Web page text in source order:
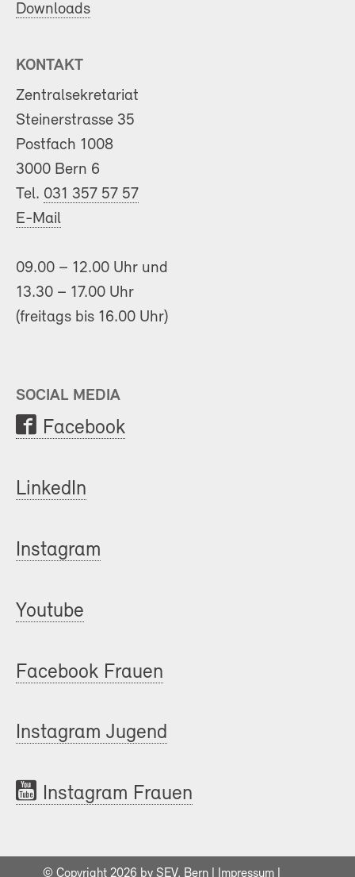
Downloads
KONTAKT
Zentralsekretariat
Steinerstrasse 35
Postfach 1008
3000 Bern 6
Tel. 031 357 57 57
E-Mail
09.00 – 12.00 Uhr und
13.30 – 17.00 Uhr
(freitags bis 16.00 Uhr)
SOCIAL MEDIA
Facebook
LinkedIn
Instagram
Youtube
Facebook Frauen
Instagram Jugend
Instagram Frauen
© Copyright 2026 by SEV, Bern | Impressum